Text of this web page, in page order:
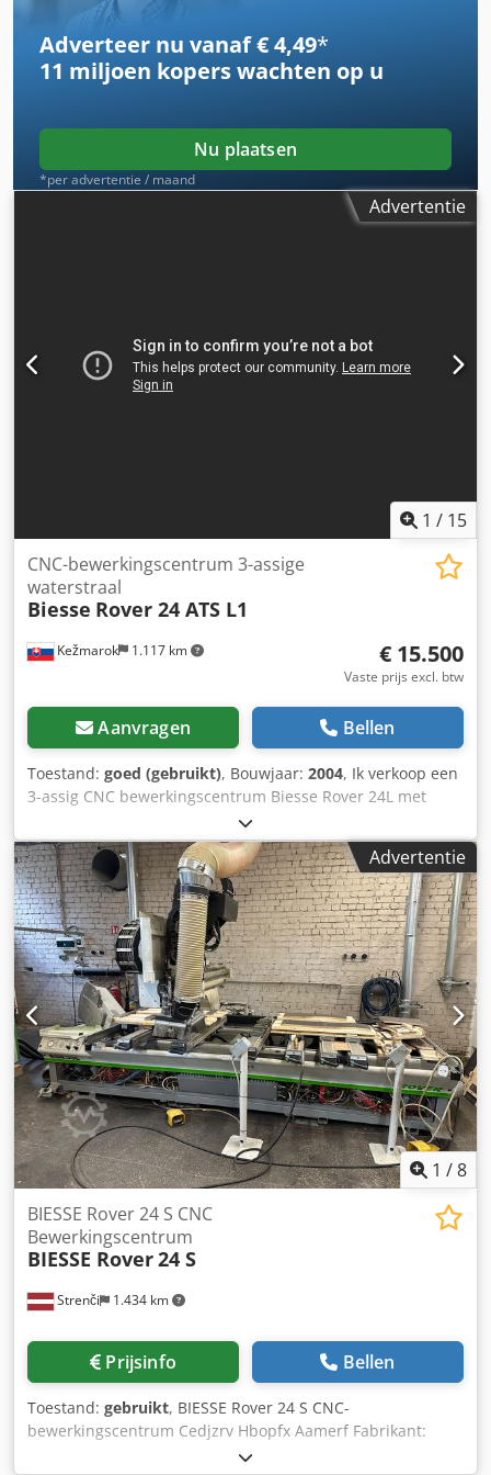
Adverteer nu vanaf € 4,49*
11 miljoen koperswachten op u
Nu plaatsen
*per advertentie / maand
Advertentie
1 / 15
Kežmarok 1.117 km
CNC-bewerkingscentrum 3-assige
waterstraal
Biesse Rover 24 ATS L1
€ 15.500
Vaste prijs excl. btw
Aanvragen Bellen
Toestand: goed (gebruikt), Bouwjaar: 2004, Ik verkoop een
3-assig CNC bewerkingscentrum Biesse Rover 24L met
traverseertafel. Bouwjaar 2004. Configuratie: 3-assige
hoofdspil HSD vers volledig gerepareerd / watergekoeld
RS1600 Gereedschapsmagazijn 7 Posizionen ISO30 op de
kop 1x groevenzaag X-richting Boorkop 14+4+2 boorspindel
Bruikbaar werkoppervlak 4500x1330mm. 2
werkoppervlakken, 4 opspanzones Automatisch systeem
van centrale smering Gecombineerd vermogen 35kW XDNC
2.01 software met handleiding. Pomp Becker 250/300
m3/u. 5,5KW Crsdpfx Ajh Txlcsamof Extra vacuüm voor
stencilwerk of extra kleminrichtingen. Goede staat. Uit
voorraad leverbaar. Moet gerepareerd worden:
Handgrepen op traverseertafel, rotatie van ISO30 magazijn
op de kop.
Advertentie
1 /8
Strenči 1.434 km
BIESSE Rover 24 S CNC
Bewerkingscentrum
BIESSE Rover24 S
Prijsinfo Bellen
Toestand: gebruikt, BIESSE Rover 24 S CNC-
bewerkingscentrum Cedjzrv Hbopfx Aamerf Fabrikant:
BIESSE Model: Rover 24 S Jaar: 2001 Serienummer: 16171